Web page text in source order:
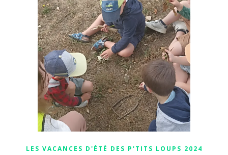
LES VACANCES D'ÉTÉ DES P'TITS LOUPS 2024